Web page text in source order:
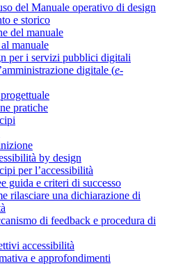
del Manuale operativo di design
e storico
del manuale
manuale
per i servizi pubblici digitali
digitale (e-
pratiche
by design
per l’accessibilità
guida e criteri di successo
rilasciare una dichiarazione di
di feedback e procedura di
accessibilità
e approfondimenti